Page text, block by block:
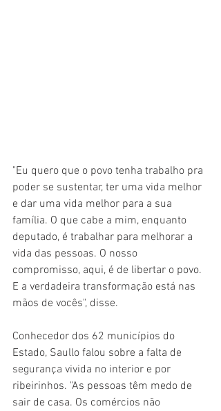
"Eu quero que o povo tenha trabalho pra
poder se sustentar, ter uma vida melhor
e dar uma vida melhor para a sua
família. O que cabe a mim, enquanto
deputado, é trabalhar para melhorar a
vida das pessoas. O nosso
compromisso, aqui, é de libertar o povo.
E a verdadeira transformação está nas
mãos de vocês", disse.
Conhecedor dos 62 municípios do
Estado, Saullo falou sobre a falta de
segurança vivida no interior e por
ribeirinhos. "As pessoas têm medo de
sair de casa. Os comércios não